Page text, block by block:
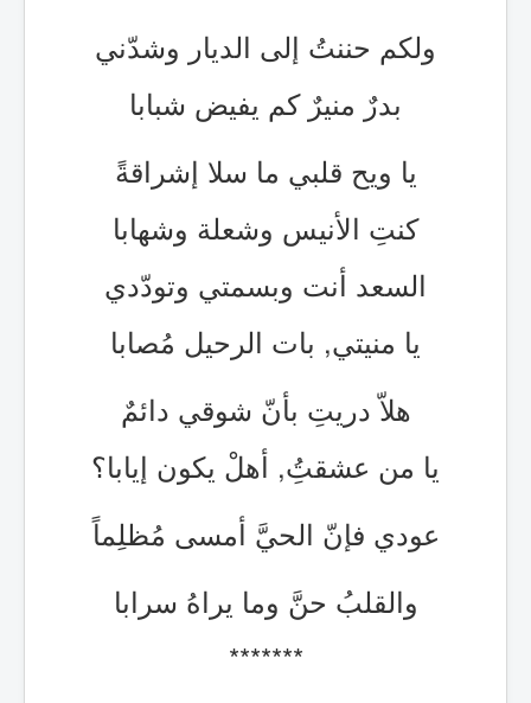
ولكم حننتُ إلى الديار وشدّني
بدرٌ منيرٌ كم يفيض شبابا
يا ويح قلبي ما سلا إشراقةً
كنتِ الأنيس وشعلة وشهابا
السعد أنت وبسمتي وتودّدي
يا منيتي, بات الرحيل مُصابا
هلاّ دريتِ بأنّ شوقي دائمٌ
يا من عشقتُِ, أهلْ يكون إيابا؟
عودي فإنّ الحيَّ أمسى مُظلِماً
والقلبُ حنَّ وما يراهُ سرابا
*******